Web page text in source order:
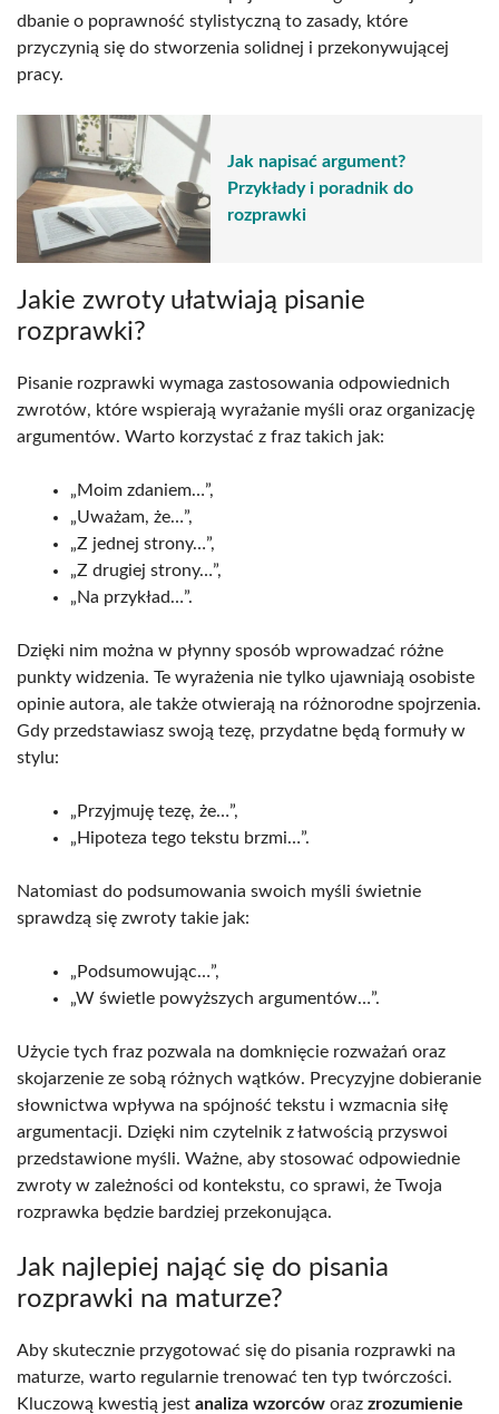
dbanie o poprawność stylistyczną to zasady, które
przyczynią się do stworzenia solidnej i przekonywującej
pracy.
Jak napisać argument?
Przykłady i poradnik do
rozprawki
Jakie zwroty ułatwiają pisanie
rozprawki?
Pisanie rozprawki wymaga zastosowania odpowiednich
zwrotów, które wspierają wyrażanie myśli oraz organizację
argumentów. Warto korzystać z fraz takich jak:
„Moim zdaniem…”,
„Uważam, że…”,
„Z jednej strony…”,
„Z drugiej strony…”,
„Na przykład…”.
Dzięki nim można w płynny sposób wprowadzać różne
punkty widzenia. Te wyrażenia nie tylko ujawniają osobiste
opinie autora, ale także otwierają na różnorodne spojrzenia.
Gdy przedstawiasz swoją tezę, przydatne będą formuły w
stylu:
„Przyjmuję tezę, że…”,
„Hipoteza tego tekstu brzmi…”.
Natomiast do podsumowania swoich myśli świetnie
sprawdzą się zwroty takie jak:
„Podsumowując…”,
„W świetle powyższych argumentów…”.
Użycie tych fraz pozwala na domknięcie rozważań oraz
skojarzenie ze sobą różnych wątków. Precyzyjne dobieranie
słownictwa wpływa na spójność tekstu i wzmacnia siłę
argumentacji. Dzięki nim czytelnik z łatwością przyswoi
przedstawione myśli. Ważne, aby stosować odpowiednie
zwroty w zależności od kontekstu, co sprawi, że Twoja
rozprawka będzie bardziej przekonująca.
Jak najlepiej nająć się do pisania
rozprawki na maturze?
Aby skutecznie przygotować się do pisania rozprawki na
maturze, warto regularnie trenować ten typ twórczości.
Kluczową kwestią jest analiza wzorców oraz zrozumienie